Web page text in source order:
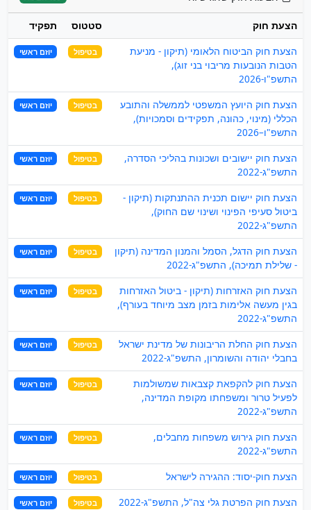
הצעת חוק סטטוס
תפקיד
הצעת חוק הביטוח הלאומי (תיקון - מניעת
הטבות הנובעות מריבוי בני זוג),
התשפ"ו-2026
בטיפול יוזם ראשי
הצעת חוק היועץ המשפטי לממשלה והתובע
הכללי (מינוי, כהונה, תפקידים וסמכויות),
התשפ"ו–2026
בטיפול יוזם ראשי
הצעת חוק יישובים ושכונות בהליכי הסדרה,
התשפ"ג-2022
בטיפול יוזם ראשי
הצעת חוק יישום תכנית ההתנתקות (תיקון -
ביטול סעיפי הפינוי ושינוי שם החוק),
התשפ"ג-2022
בטיפול יוזם ראשי
הצעת חוק הדגל, הסמל והמנון המדינה (תיקון
- שלילת תמיכה), התשפ"ג-2022
בטיפול יוזם ראשי
הצעת חוק האזרחות (תיקון - ביטול האזרחות
בגין מעשה אלימות בזמן מצב מיוחד בעורף),
התשפ"ג-2022
בטיפול יוזם ראשי
הצעת חוק החלת הריבונות של מדינת ישראל
בחבלי יהודה והשומרון, התשפ"ג-2022
בטיפול יוזם ראשי
הצעת חוק להקפאת קצבאות שמשולמות
לפעיל טרור ומשפחתו מקופת המדינה,
התשפ"ג-2022
בטיפול יוזם ראשי
הצעת חוק גירוש משפחות מחבלים,
התשפ"ג-2022
בטיפול יוזם ראשי
הצעת חוק-יסוד: ההגירה לישראל בטיפול יוזם ראשי
הצעת חוק הפרטת גלי צה"ל, התשפ"ג-2022 בטיפול יוזם ראשי